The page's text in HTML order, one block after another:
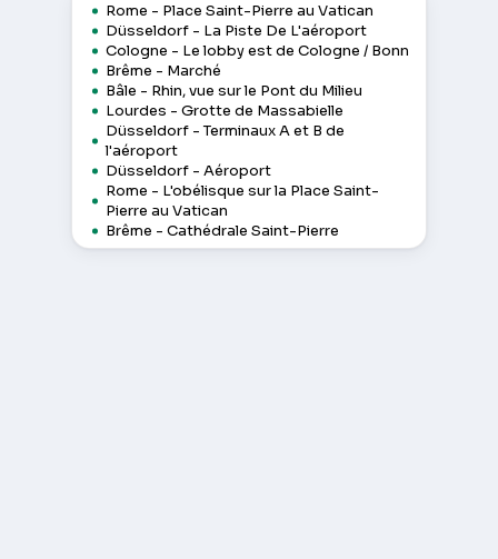
Rome - Place Saint-Pierre au Vatican
Düsseldorf - La Piste De L'aéroport
Cologne - Le lobby est de Cologne / Bonn
Brême - Marché
Bâle - Rhin, vue sur le Pont du Milieu
Lourdes - Grotte de Massabielle
Düsseldorf - Terminaux A et B de
l'aéroport
Düsseldorf - Aéroport
Rome - L'obélisque sur la Place Saint-
Pierre au Vatican
Brême - Cathédrale Saint-Pierre